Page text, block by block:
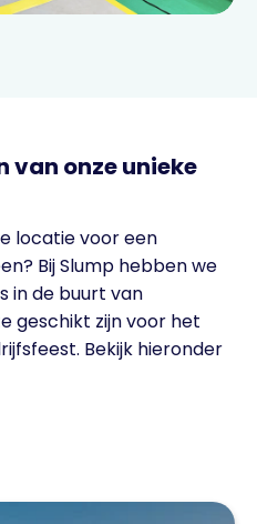
van onze unieke
locatie voor een
Bij Slump hebben we
in de buurt van
geschikt zijn voor het
Bekijk hieronder